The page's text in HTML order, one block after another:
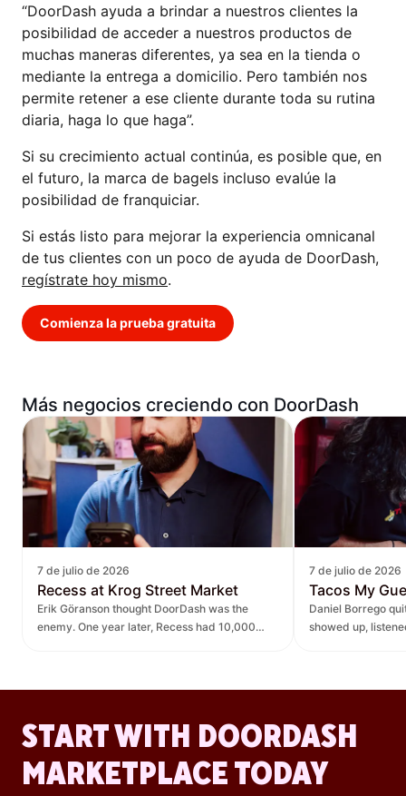
“DoorDash ayuda a brindar a nuestros clientes la
posibilidad de acceder a nuestros productos de
muchas maneras diferentes, ya sea en la tienda o
mediante la entrega a domicilio. Pero también nos
permite retener a ese cliente durante toda su rutina
diaria, haga lo que haga”.
Si su crecimiento actual continúa, es posible que, en
el futuro, la marca de bagels incluso evalúe la
posibilidad de franquiciar.
Si estás listo para mejorar la experiencia omnicanal
de tus clientes con un poco de ayuda de DoorDash,
regístrate hoy mismo.
Comienza la prueba gratuita
Más negocios creciendo con DoorDash
7 de julio de 2026
Recess at Krog Street Market
Erik Göranson thought DoorDash was the
enemy. One year later, Recess had 10,000
7 de julio de 2026
Tacos My
Daniel Borrego
showed up,
START WITH DOORDASH
MARKETPLACE TODAY